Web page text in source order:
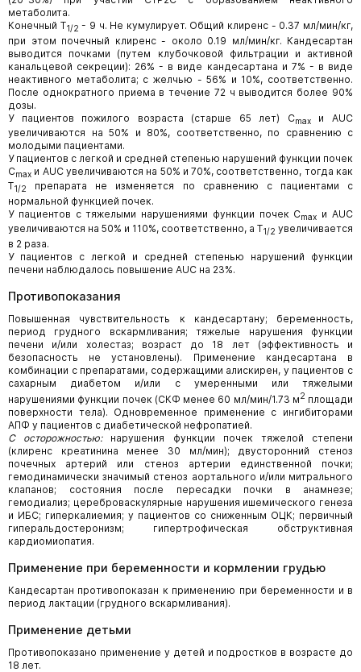
метаболита.
Конечный T1/2 - 9 ч. Не кумулирует. Общий клиренс - 0.37 мл/мин/кг,
при этом почечный клиренс - около 0.19 мл/мин/кг. Кандесартан
выводится почками (путем клубочковой фильтрации и активной
канальцевой секреции): 26% - в виде кандесартана и 7% - в виде
неактивного метаболита; с желчью - 56% и 10%, соответственно.
После однократного приема в течение 72 ч выводится более 90%
дозы.
У пациентов пожилого возраста (старше 65 лет) Cmaxи AUC
увеличиваются на 50% и 80%, соответственно, по сравнению с
молодыми пациентами.
У пациентов с легкой и средней степенью нарушений функции почек
Cmax и AUC увеличиваются на 50% и 70%, соответственно, тогда как
T1/2
препарата не изменяется по сравнению с пациентами с
нормальной функцией почек.
У пациентов с тяжелыми нарушениями функции почек Cmax и AUC
увеличиваются на 50% и 110%, соответственно, а T1/2 увеличивается
в 2 раза.
У пациентов с легкой и средней степенью нарушений функции
печени наблюдалось повышение AUC на 23%.
Противопоказания
Повышенная чувствительность к кандесартану; беременность,
период грудного вскармливания; тяжелые нарушения функции
печени и/или холестаз; возраст до 18 лет (эффективность и
безопасность не установлены). Применение кандесартана в
комбинации с препаратами, содержащими алискирен, у пациентов с
сахарным диабетом и/или с умеренными или тяжелыми
нарушениями функции почек (СКФ менее 60 мл/мин/1.73 м2 площади
поверхности тела). Одновременное применение с ингибиторами
АПФ у пациентов с диабетической нефропатией.
С осторожностью:нарушения функции почек тяжелой степени
(клиренс креатинина менее 30 мл/мин); двусторонний стеноз
почечных артерий или стеноз артерии единственной почки;
гемодинамически значимый стеноз аортального и/или митрального
клапанов; состояния после пересадки почки в анамнезе;
гемодиализ; цереброваскулярные нарушения ишемического генеза
и ИБС; гиперкалиемия; у пациентов со сниженным ОЦК; первичный
гиперальдостеронизм; гипертрофическая обструктивная
кардиомиопатия.
Применение при беременности и кормлении грудью
Кандесартан противопоказан к применению при беременности и в
период лактации (грудного вскармливания).
Применение детьми
Противопоказано применение у детей и подростков в возрасте до
18 лет.